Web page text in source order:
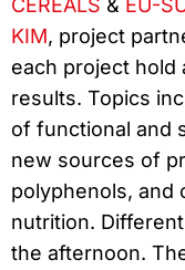
CEREALS & EU-
KIM, project
each project hold
results. Topics
of functional and
new sources of
polyphenols, and
nutrition.
the afternoon.